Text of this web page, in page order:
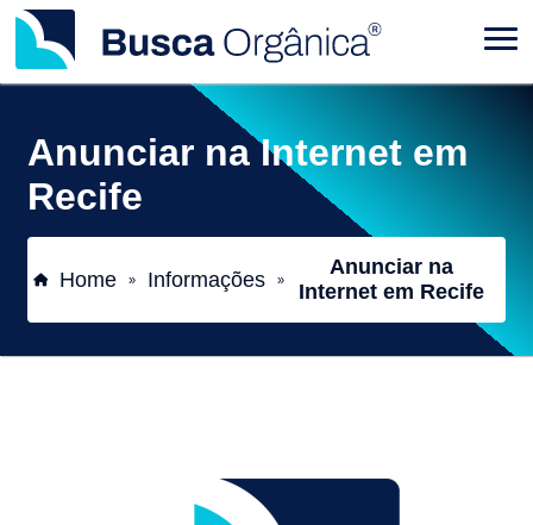
Anunciar na Internet em
Recife
Home » Informações »
Anunciar na
Internet em Recife